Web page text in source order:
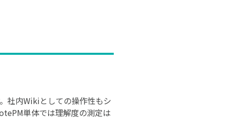
社内Wikiとしての操作性もシ
単体では理解度の測定は